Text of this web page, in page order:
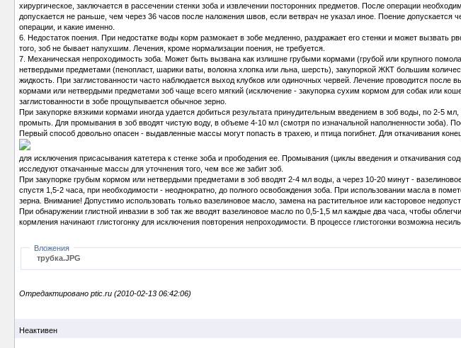
хирургическое, заключается в рассечении стенки зоба и извлечении посторонних предметов. После операции
допускается не раньше, чем через 36 часов после наложения швов, если ветврач не указал иное. Поение
операции, и какие именно.
6. Недостаток поения. При недостатке воды корм размокает в зобе медленно, раздражает его стенки и может вызвать
того, зоб не бывает напухшим. Лечения, кроме нормализации поения, не требуется.
7. Механическая непроходимость зоба. Может быть вызвана как излишне грубыми кормами (грубой или крупного
нетвердыми предметами (пенопласт, шарики ваты, волокна хлопка или льна, шерсть), закупоркой ЖКТ большим
жидкость. При заглистованности часто наблюдается выход клубков или одиночных червей. Лечение проводится
кормами или нетвердыми предметами зоб чаще всего мягкий (исключение - закупорка сухим кормом для собак или
заглистованности в зобе прощупывается обычное зерно.
При закупорке вязкими кормами иногда удается добиться результата принудительным введением в зоб воды, по 2-5
промыть. Для промывания в зоб вводят чистую воду, в объеме 4-10 мл (смотря по изначальной наполненности зоба).
Первый способ довольно опасен - выдавленные массы могут попасть в трахею, и птица погибнет. Для откачивания
для исключения присасывания катетера к стенке зоба и прободения ее. Промывания (циклы введения и откачивания
исследуют откачанные массы для уточнения того, чем все же забит зоб.
При закупорке грубым кормом или нетвердыми предметами в зоб вводят 2-4 мл воды, а через 10-20 минут -
спустя 1,5-2 часа, при необходимости - неоднократно, до полного освобождения зоба. При использовании масла в
зерна. Внимание! Допустимо использовать только вазелиновое масло, замена на растительное или касторовое
При обнаружении глистной инвазии в зоб так же вводят вазелиновое масло по 0,5-1,5 мл каждые два часа, чтобы
кормления начинают глистогонку для исключения повторения непроходимости. В процессе глистогонки возможна
Вложения
трубка.JPG
Отредактировано ptic.ru (2010-02-13 06:42:06)
Неактивен